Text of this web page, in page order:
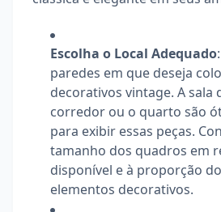
Escolha o Local Adequado
paredes em que deseja
decorativos vintage. A sala
corredor ou o quarto são
para exibir essas peças.
tamanho dos quadros em
disponível e à proporção
elementos decorativos.